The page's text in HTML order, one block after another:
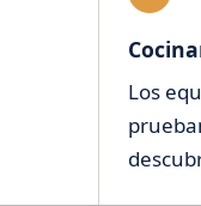
Los